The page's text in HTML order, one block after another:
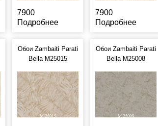
7900
Подробнее
7900
Подробнее
Обои Zambaiti Parati
Bella M25015
Обои Zambaiti Parati
Bella M25008